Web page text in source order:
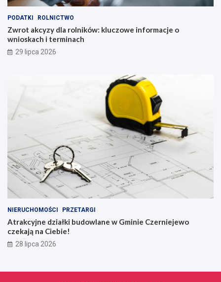
PODATKI ROLNICTWO
Zwrot akcyzy dla rolników: kluczowe informacje o
wnioskach i terminach
29 lipca 2026
NIERUCHOMOŚCI PRZETARGI
Atrakcyjne działki budowlane w Gminie Czerniejewo
czekają na Ciebie!
28 lipca 2026